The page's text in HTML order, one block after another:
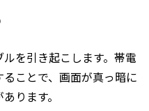
を引き起こします。帯電
ことで、画面が真っ暗に
ります。